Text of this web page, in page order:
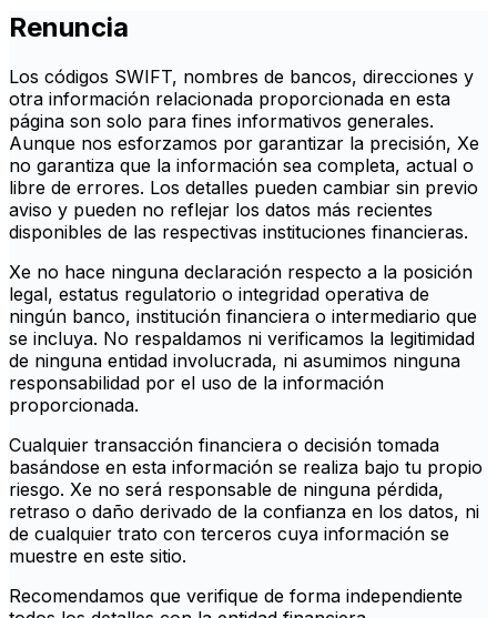
Renuncia
Los códigos SWIFT, nombres de bancos, direcciones y
otra información relacionada proporcionada en esta
página son solo para fines informativos generales.
Aunque nos esforzamos por garantizar la precisión, Xe
no garantiza que la información sea completa, actual o
libre de errores. Los detalles pueden cambiar sin previo
aviso y pueden no reflejar los datos más recientes
disponibles de las respectivas instituciones financieras.
Xe no hace ninguna declaración respecto a la posición
legal, estatus regulatorio o integridad operativa de
ningún banco, institución financiera o intermediario que
se incluya. No respaldamos ni verificamos la legitimidad
de ninguna entidad involucrada, ni asumimos ninguna
responsabilidad por el uso de la información
proporcionada.
Cualquier transacción financiera o decisión tomada
basándose en esta información se realiza bajo tu propio
riesgo. Xe no será responsable de ninguna pérdida,
retraso o daño derivado de la confianza en los datos, ni
de cualquier trato con terceros cuya información se
muestre en este sitio.
Recomendamos que verifique de forma independiente